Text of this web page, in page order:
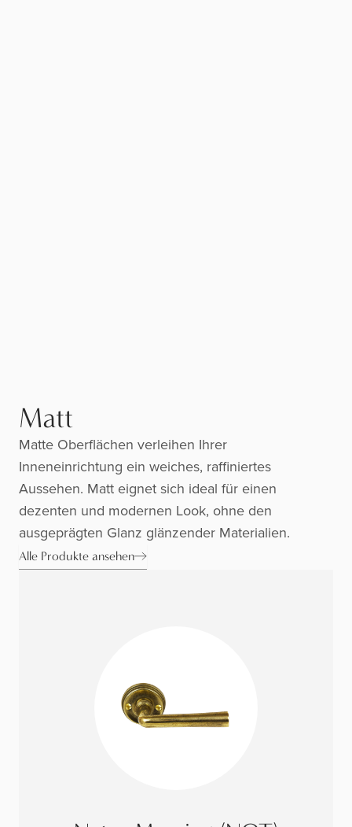
Matt
Matte Oberflächen verleihen Ihrer
Inneneinrichtung ein weiches, raffiniertes
Aussehen. Matt eignet sich ideal für einen
dezenten und modernen Look, ohne den
ausgeprägten Glanz glänzender Materialien.
Alle Produkte ansehen